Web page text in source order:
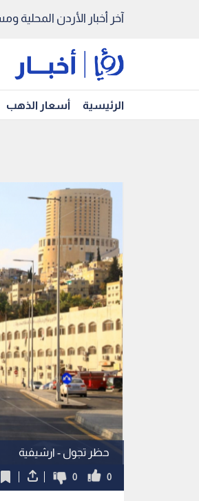
آخر أخبار الأردن المحلية
الرئيسية أسعار الذهب
حظر تجول - ارشيفية
0
0